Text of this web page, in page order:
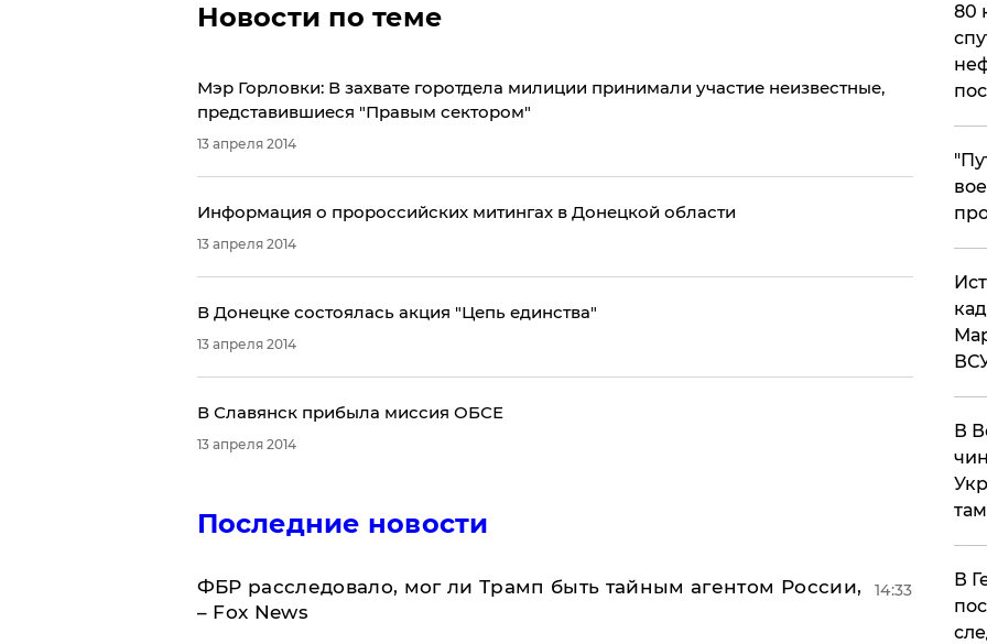
Новости по теме
Мэр Горловки: В захвате горотдела милиции принимали участие неизвестные,
представившиеся "Правым сектором"
13 апреля 2014
​Информация о пророссийских митингах в Донецкой области
13 апреля 2014
В Донецке состоялась акция "Цепь единства"
13 апреля 2014
В Славянск прибыла миссия ОБСЕ
13 апреля 2014
Последние новости
ФБР расследовало, мог ли Трамп быть тайным агентом России,
– Fox News
14:33
80
В
​В